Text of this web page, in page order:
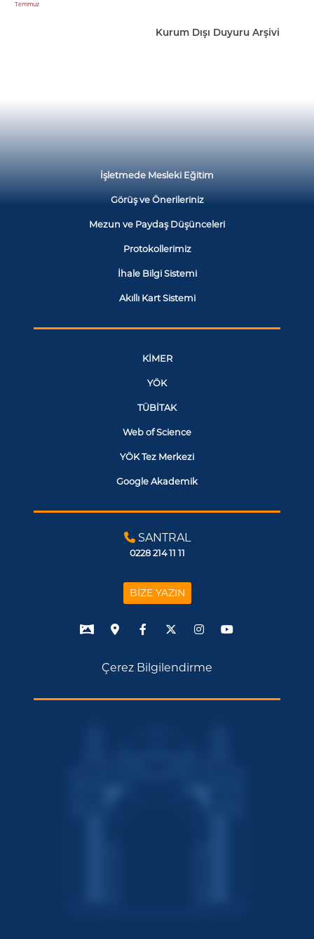
Temmuz
Kurum Dışı Duyuru Arşivi
İşletmede Mesleki Eğitim
Görüş ve Önerileriniz
Mezun ve Paydaş Düşünceleri
Protokollerimiz
İhale Bilgi Sistemi
Akıllı Kart Sistemi
KİMER
YÖK
TÜBİTAK
Web of Science
YÖK Tez Merkezi
Google Akademik
SANTRAL
0228 214 11 11
BİZE YAZIN
Çerez Bilgilendirme